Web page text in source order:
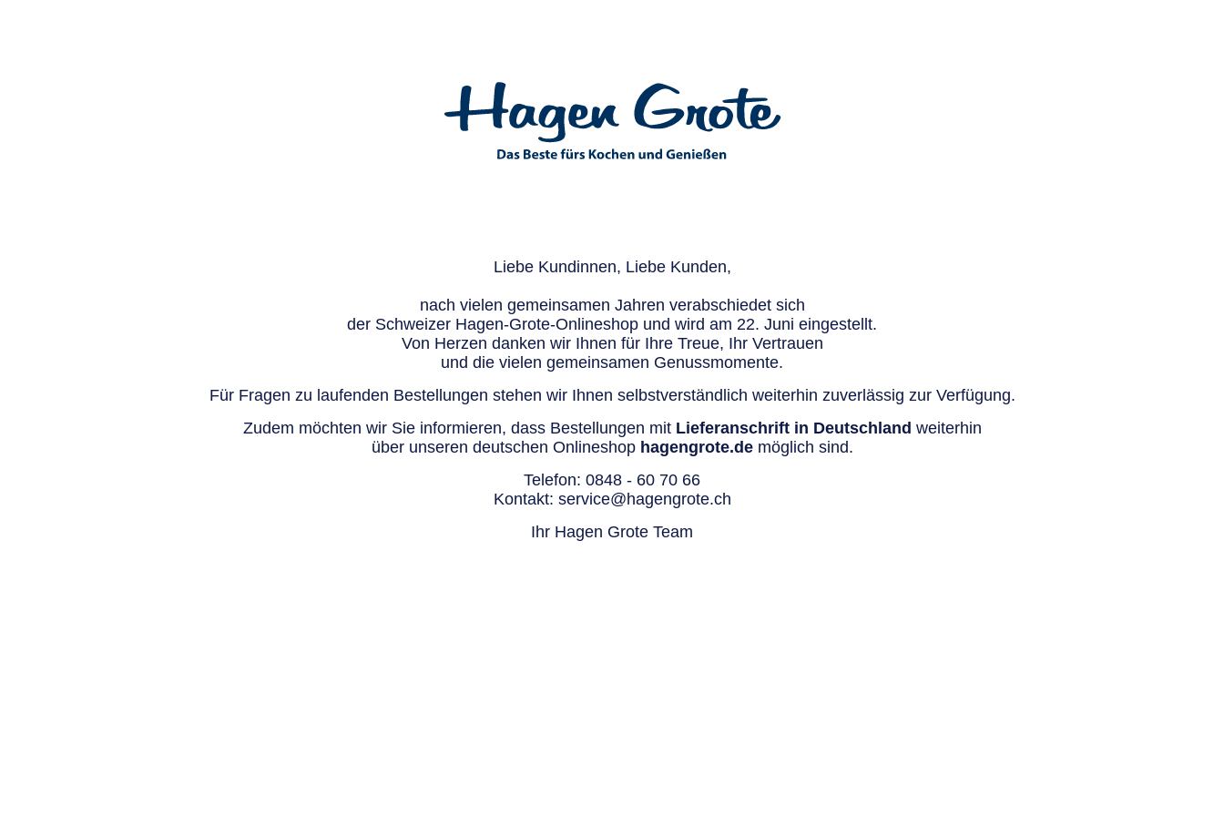
Liebe Kundinnen, Liebe Kunden,
nach vielen gemeinsamen Jahren verabschiedet sich
der Schweizer Hagen-Grote-Onlineshop und wird am 22. Juni eingestellt.
Von Herzen danken wir Ihnen für Ihre Treue, Ihr Vertrauen
und die vielen gemeinsamen Genussmomente.
Für Fragen zu laufenden Bestellungen stehen wir Ihnen selbstverständlich weiterhin zuverlässig zur Verfügung.
Zudem möchten wir Sie informieren, dass Bestellungen mit Lieferanschrift in Deutschland weiterhin
über unseren deutschen Onlineshop hagengrote.demöglich sind.
Telefon: 0848 - 60 70 66
Kontakt: service@hagengrote.ch
Ihr Hagen Grote Team